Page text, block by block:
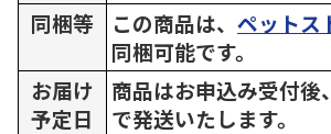
同梱等
この商品は、 ペットス
同梱可能です。
お届け
予定日
商品はお申込み受付後
で発送いたします。